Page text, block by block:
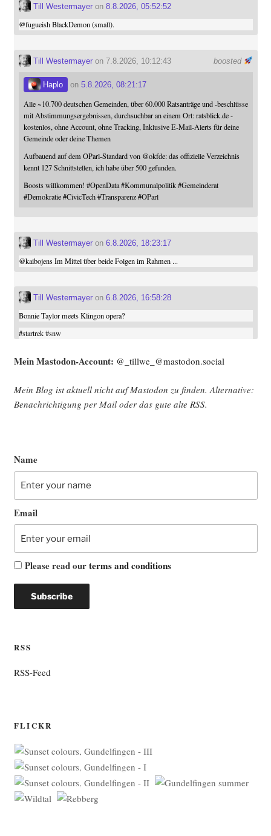
Till Westermayeron 8.8.2026, 05:52:52
@fugueishBlackDemon (small).
boosted
Till Westermayeron 7.8.2026, 10:12:43
Haplo on 5.8.2026, 08:21:17
Alle ~10.700 deutschen Gemeinden, über 60.000 Ratsanträge und -beschlüsse
mit Abstimmungsergebnissen, durchsuchbar an einem Ort: ratsblick.de -
kostenlos, ohne Account, ohne Tracking, Inklusive E-Mail-Alerts für deine
Gemeinde oder deine Themen
Aufbauend auf dem OParl-Standard von @okfde: das offizielle Verzeichnis
kennt 127 Schnittstellen, ich habe über 500 gefunden.
Boosts willkommen! #OpenData #Kommunalpolitik #Gemeinderat
#Demokratie #CivicTech #Transparenz #OParl
Till Westermayeron 6.8.2026, 18:23:17
@kaibojensIm Mittel über beide Folgen im Rahmen ...
Till Westermayeron 6.8.2026, 16:58:28
Bonnie Taylor meets Klingon opera?
#startrek #snw
Mein Mast­o­don-Account: @_tillwe_@mastodon.social
Mein Blog ist aktu­ell nicht auf Mast­o­don zu fin­den. Alter­na­ti­ve:
Benach­rich­ti­gung per Mail oder das gute alte RSS.
Name
Email
Please read ourterms and conditions
RSS
RSS-Feed
FLICKR